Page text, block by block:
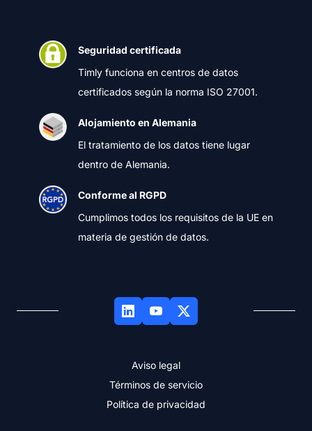
Seguridad certificada
Timly funciona en centros de datos
certificados según la norma ISO 27001.
Alojamiento en Alemania
El tratamiento de los datos tiene lugar
dentro de Alemania.
Conforme al RGPD
Cumplimos todos los requisitos de la UE en
materia de gestión de datos.
Aviso legal
Términos de servicio
Política de privacidad